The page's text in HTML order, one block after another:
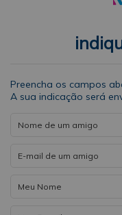
Preencha os campos
A sua indicação será